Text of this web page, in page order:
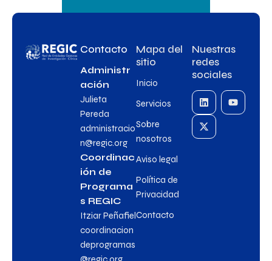
Contacto
Administr
ación
Julieta
Pereda
administracio
n@regic.org
Coordinac
ión de
Programa
s REGIC
Itziar Peñafiel
coordinacion
deprogramas
Mapa del
sitio
Inicio
Servicios
Sobre
nosotros
Aviso legal
Política de
Privacidad
Contacto
Nuestras
redes
sociales